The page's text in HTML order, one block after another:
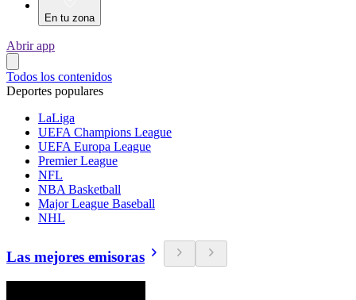
En tu zona
Abrir app
Todos los contenidos
Deportes populares
LaLiga
UEFA Champions League
UEFA Europa League
Premier League
NFL
NBA Basketball
Major League Baseball
NHL
Las mejores emisoras